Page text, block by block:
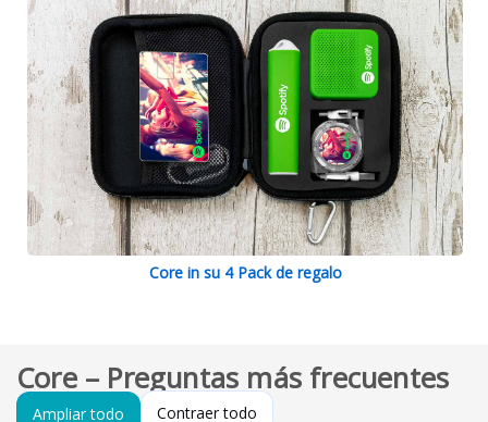
Core in su 4 Pack de regalo
Core – Preguntas más frecuentes
Ampliar todo Contraer todo